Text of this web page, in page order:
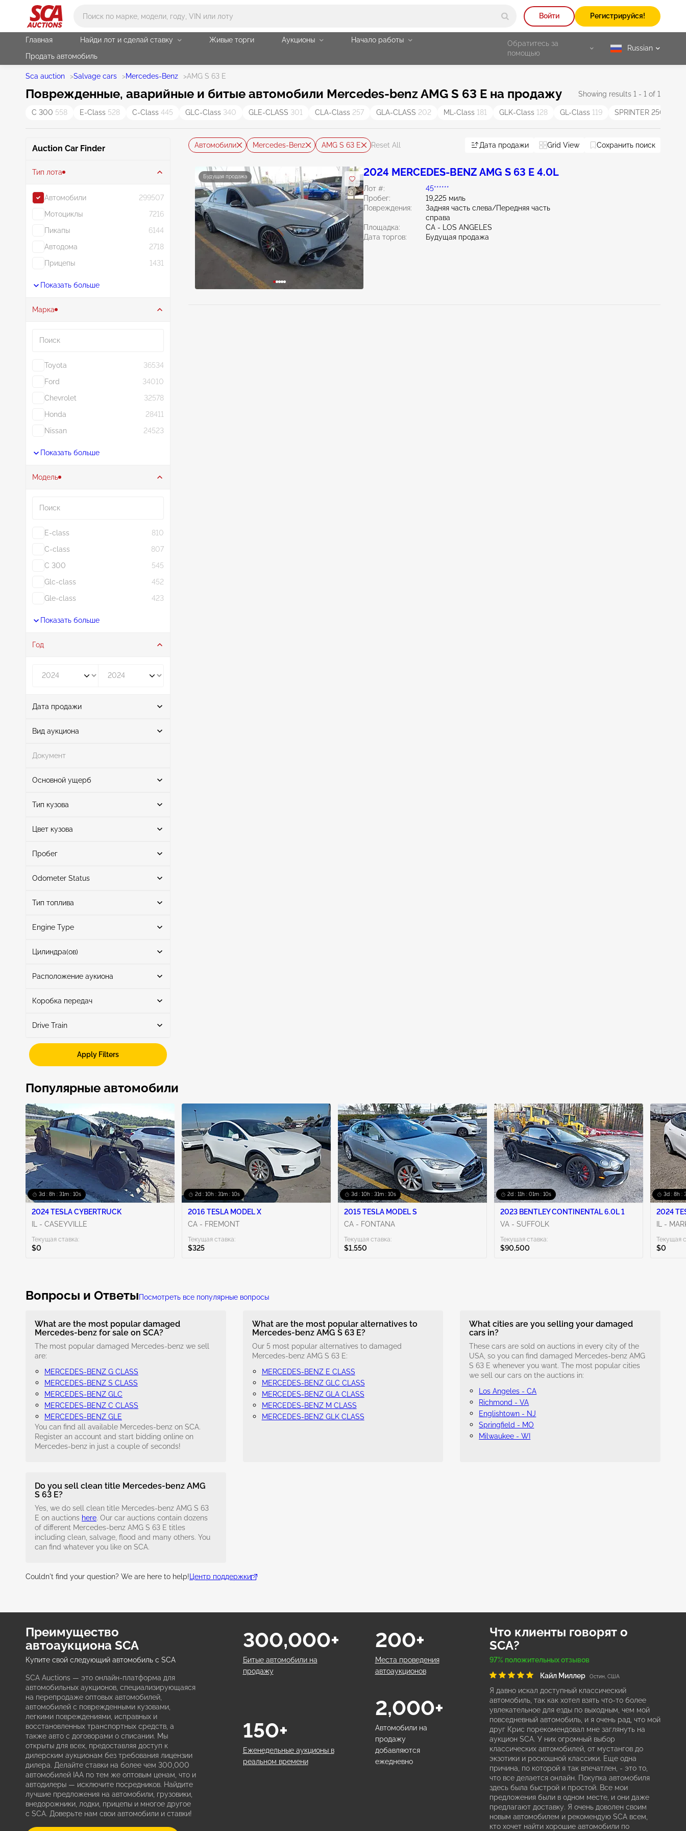
Войти Регистрируйся!
Главная Найди лот и сделай ставку Живые торги Аукционы
Начало работы
Продать автомобиль
Обратитесь за
помощью
selected
Russian
Sca auction >Salvage cars >Mercedes-Benz >AMG S 63 E
Поврежденные, аварийные и битые автомобили Mercedes-benz AMG S 63 E на продажу Showing results 1 - 1 of 1
C 300 558 E-Class 528 C-Class 445 GLC-Class 340 GLE-CLASS 301 CLA-Class 257 GLA-CLASS 202 ML-Class 181 GLK-Class 128 GL-Class 119 SPRINTER 2500
Auction Car Finder
Тип лота
Автомобили
299507
Мотоциклы
7216
Пикапы
6144
Автодома
2718
Прицепы
1431
Показать больше
Марка
Toyota
36534
Ford
34010
Chevrolet
32578
Honda
28411
Nissan
24523
Показать больше
Модель
E-class
810
C-class
807
C 300
545
Glc-class
452
Gle-class
423
Показать больше
Год
Дата продажи
От
Вид аукциона
Аукцион
Документ
Основной ущерб
Задняя часть слева
Тип кузова
Седан 1
Цвет кузова
Пробег
Odometer Status
актуальный 1
Тип топлива
гибрид 1
Engine Type
Цилиндра(ов)
8 1
Расположение аукиона
Поиск
1
Коробка передач
Автоматическая 1
Drive Train
Apply Filters
Автомобили Mercedes-Benz AMG S 63 E Reset All Дата продажи Grid View Сохранить поиск
Будущая продажа 2024 MERCEDES-BENZ AMG S 63 E 4.0L
Лот #:
45******
Пробег:
19,225 миль
Повреждения:
Задняя часть слева/Передняя часть
справа
Площадка:
CA - LOS ANGELES
Дата торгов:
Будущая продажа
Популярные автомобили
3d : 8h : 31m : 09s
2024 TESLA CYBERTRUCK
IL - CASEYVILLE
Текущая ставка:
$0
2d : 10h : 31m : 09s
2016 TESLA MODEL X
CA - FREMONT
Текущая ставка:
$325
3d : 10h : 31m : 09s
2015 TESLA MODEL S
CA - FONTANA
Текущая ставка:
$1,550
2d : 11h : 01m : 09s
2023 BENTLEY CONTINENTAL 6.0L 1
VA - SUFFOLK
Текущая ставка:
$90,500
3d : 8h :
2024
IL -
Текущая
$0
Вопросы и ОтветыПосмотреть все популярные вопросы
What are the most popular damaged
Mercedes-benz for sale on SCA?
The most popular damaged Mercedes-benz we sell
are:
MERCEDES-BENZ G CLASS
MERCEDES-BENZ S CLASS
MERCEDES-BENZ GLC
MERCEDES-BENZ C CLASS
MERCEDES-BENZ GLE
You can find all available Mercedes-benz on SCA.
Register an account and start bidding online on
Mercedes-benz in just a couple of seconds!
What are the most popular alternatives to
Mercedes-benz AMG S 63 E?
Our 5 most popular alternatives to damaged
Mercedes-benz AMG S 63 E:
MERCEDES-BENZ E CLASS
MERCEDES-BENZ GLC CLASS
MERCEDES-BENZ GLA CLASS
MERCEDES-BENZ M CLASS
MERCEDES-BENZ GLK CLASS
What cities are you selling your damaged
cars in?
These cars are sold on auctions in every city of the
USA, so you can find damaged Mercedes-benz AMG
S 63 E whenever you want. The most popular cities
we sell our cars on the auctions in:
Los Angeles - CA
Richmond - VA
Englishtown - NJ
Springfield - MO
Milwaukee - WI
Do you sell clean title Mercedes-benz AMG
S 63 E?
Yes, we do sell clean title Mercedes-benz AMG S 63
E on auctions here. Our car auctions contain dozens
of different Mercedes-benz AMG S 63 E titles
including clean, salvage, flood and many others. You
can find whatever you like on SCA.
Couldn't find your question? We are here to help! Центр поддержки
Преимущество
автоаукциона SCA
Купите свой следующий автомобиль с SCA
SCA Auctions — это онлайн-платформа для
автомобильных аукционов, специализирующаяся
на перепродаже оптовых автомобилей,
автомобилей с поврежденными кузовами,
легкими повреждениями, исправных и
восстановленных транспортных средств, а
также авто с договорами о списании. Мы
открыты для всех, предоставляя доступ к
дилерским аукционам без требования лицензии
дилера. Делайте ставки на более чем 300,000
автомобилей IAA по тем же оптовым ценам, что и
автодилеры — исключите посредников. Найдите
лучшие предложения на автомобили, грузовики,
внедорожники, лодки, прицепы и многое другое
с SCA. Доверьте нам свои автомобили и ставки!
Битые автомобили на
продажу
300,000+
Места проведения
автоаукционов
200+
Еженедельные аукционы в
реальном времени
150+
Автомобили на
продажу
добавляются
ежедневно
2,000+
Что клиенты говорят о
SCA?
97% положительных отзывов
Кайл Миллер
Остин, США
Я давно искал доступный классический
автомобиль, так как хотел взять что-то более
увлекательное для езды по выходным, чем мой
повседневный автомобиль, и я очень рад, что мой
друг Крис порекомендовал мне заглянуть на
аукцион SCA. У них огромный выбор
классических автомобилей, от мустангов до
экзотики и роскошной классики. Еще одна
причина, по которой я так впечатлен, - это то,
что все делается онлайн. Покупка автомобиля
здесь была быстрой и простой. Все мои
предложения были в одном месте, и они даже
предлагают доставку. Я очень доволен своим
новым автомобилем и рекомендую SCA всем,
кто хочет найти хорошие автомобили по